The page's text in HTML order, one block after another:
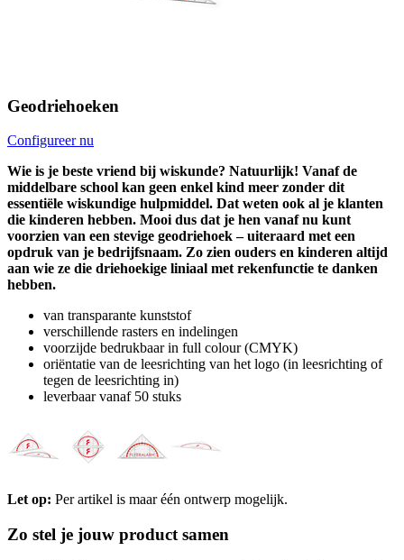
Geodriehoeken
Configureer nu
Wie is je beste vriend bij wiskunde? Natuurlijk! Vanaf de
middelbare school kan geen enkel kind meer zonder dit
essentiële wiskundige hulpmiddel. Dat weten ook al je klanten
die kinderen hebben. Mooi dus dat je hen vanaf nu kunt
voorzien van een stevige geodriehoek – uiteraard met een
opdruk van je bedrijfsnaam. Zo zien ouders en kinderen altijd
aan wie ze die driehoekige liniaal met rekenfunctie te danken
hebben.
van transparante kunststof
verschillende rasters en indelingen
voorzijde bedrukbaar in full colour (CMYK)
oriëntatie van de leesrichting van het logo (in leesrichting of
tegen de leesrichting in)
leverbaar vanaf 50 stuks
Let op: Per artikel is maar één ontwerp mogelijk.
Zo stel je jouw product samen